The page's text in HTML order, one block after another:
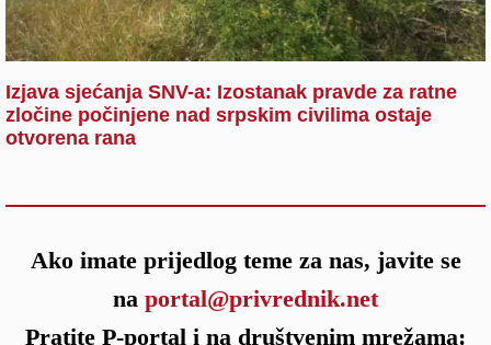
Izjava sjećanja SNV-a: Izostanak pravde za ratne
zločine počinjene nad srpskim civilima ostaje
otvorena rana
Ako imate prijedlog teme za nas, javite se
na portal@privrednik.net
Pratite P-portal i na društvenim mrežama: